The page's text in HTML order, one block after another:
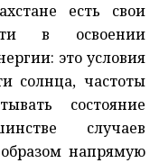
есть свои
в освоении
это условия
солнца, частоты
состояние
случаев
напрямую